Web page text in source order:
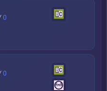
0
0